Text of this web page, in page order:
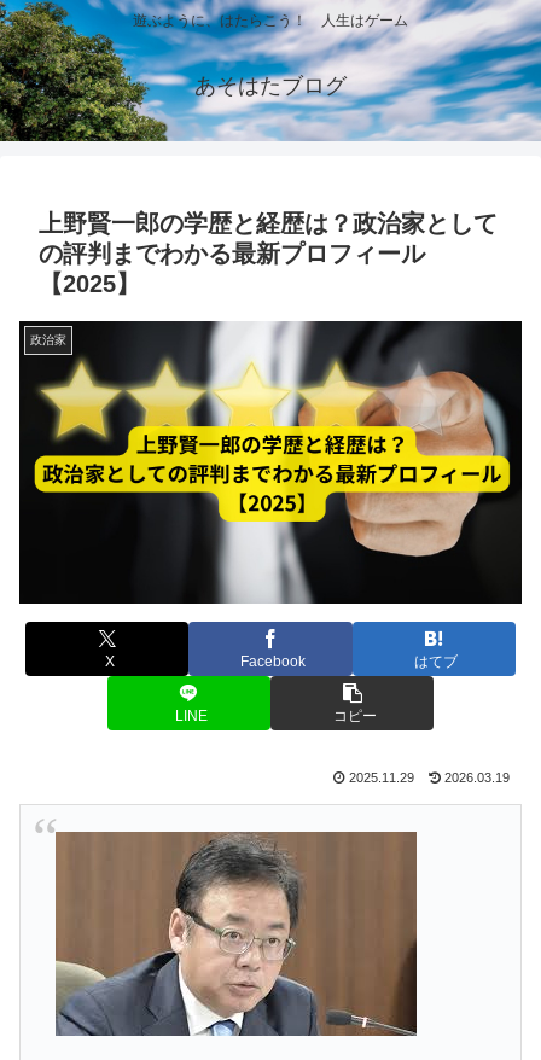
遊ぶように、はたらこう！ 人生はゲーム
あそはたブログ
上野賢一郎の学歴と経歴は？政治家として
の評判までわかる最新プロフィール
【2025】
政治家
X Facebook はてブ
LINE コピー
2025.11.29 2026.03.19